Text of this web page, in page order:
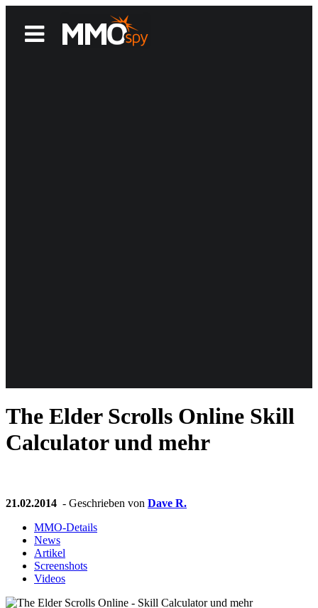
Follow us
The Elder Scrolls Online Skill
Calculator und mehr
21.02.2014 - Geschrieben von Dave R.
MMO-Details
News
Artikel
Screenshots
Videos